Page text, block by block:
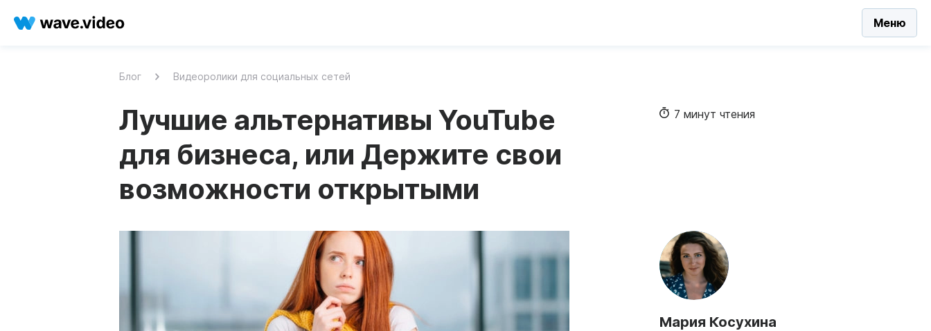
Меню
Блог Видеоролики для социальных сетей
Лучшие альтернативы YouTube
для бизнеса, или Держите свои
возможности открытыми
7 минут чтения
Мария Косухина